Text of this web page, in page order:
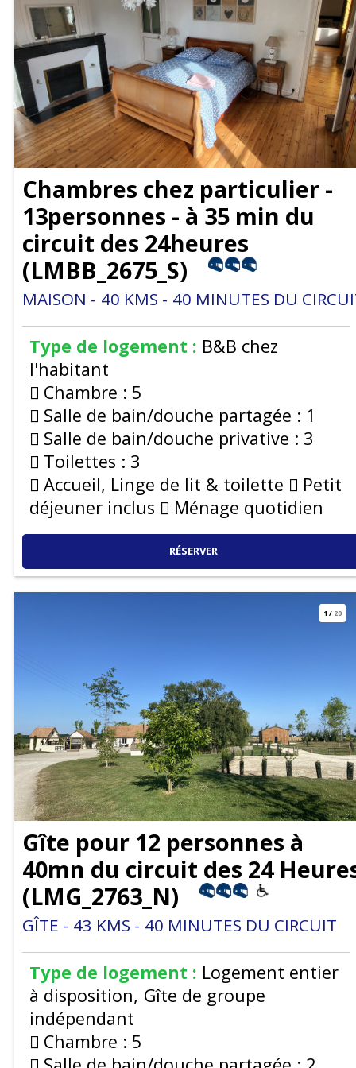
Chambres chez particulier -
13personnes - à 35 min du
circuit des 24heures
(LMBB_2675_S)
MAISON 40 KMS 40 MINUTES DU
Type de logement : B&B chez
l'habitant
Chambre : 5
Salle de bain/douche partagée : 1
Salle de bain/douche privative : 3
Toilettes : 3
Accueil, Linge de lit & toilette
Petit
déjeuner inclus
Ménage quotidien
RÉSERVER
1/ 20
Gîte pour 12 personnes à
40mn du circuit des 24
(LMG_2763_N)
GÎTE 43 KMS 40 MINUTES DU CIRCUIT
Type de logement : Logement entier
à disposition Gîte de groupe
indépendant
Chambre : 5